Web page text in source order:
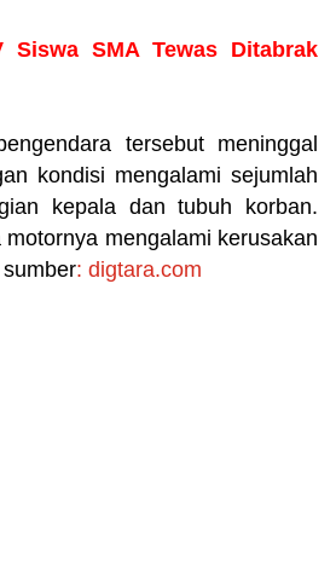
Siswa SMA Tewas Ditabrak
tersebut meninggal
kondisi mengalami sejumlah
kepala dan tubuh korban.
mengalami kerusakan
: digtara.com